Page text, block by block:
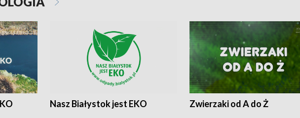
Nasz Białystok jest EKO Zwierzaki od A do Ż